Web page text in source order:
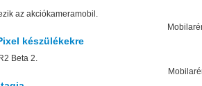
az akciókameramobil.
készülékekre
Beta 2.